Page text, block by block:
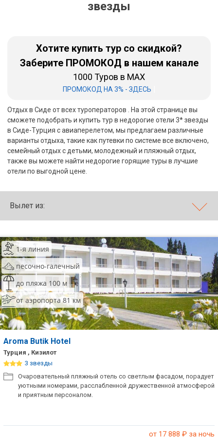
звезды
Хотите купить тур со скидкой?
Заберите ПРОМОКОД в нашем канале
1000 Туров в MAX
ПРОМОКОД НА 3% - ЗДЕСЬ
Отдых в Сиде от всех туроператоров . На этой странице вы
сможете подобрать и купить тур в недорогие отели 3* звезды
в Сиде-Турция с авиаперелетом, мы предлагаем различные
варианты отдыха, такие как путевки по системе все включено,
семейный отдых с детьми, молодежный и пляжный отдых,
также вы можете найти недорогие горящие туры в лучшие
отели по выгодной цене.
Вылет из:
1-я линия
песочно-галечный
до пляжа 100 м
от аэропорта 81 км
Aroma Butik Hotel
Турция , Кизилот
3 звезды
Очаровательный пляжный отель со светлым фасадом, порадует
уютными номерами, расслабленной дружественной атмосферой
и приятным персоналом.
от 17 888 ₽ за ночь
Хайнань
Занзибар
Абхазия
Большой Сочи
Кав Мин Воды
Экскурсионные туры
ТОП 10 недорогих отелей
5*
Лучшие отели 4* звезды
Недорогие отели 4*
звезды
Лучшие отели 3* звезды
Недорогие отели 3*
Сетевые отели Турции
Сетевые отели ОАЭ